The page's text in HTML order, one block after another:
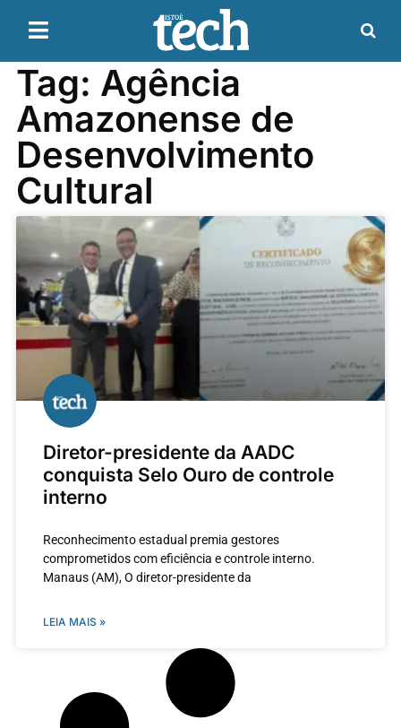
Tag: Agência
Amazonense de
Desenvolvimento
Cultural
Diretor-presidente da AADC
conquista Selo Ouro de controle
interno
Reconhecimento estadual premia gestores
comprometidos com eficiência e controle interno.
Manaus (AM), O diretor-presidente da
LEIA MAIS »